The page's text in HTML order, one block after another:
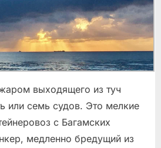
выходящего из туч
или семь судов. Это мелкие
с Багамских
медленно бредущий из